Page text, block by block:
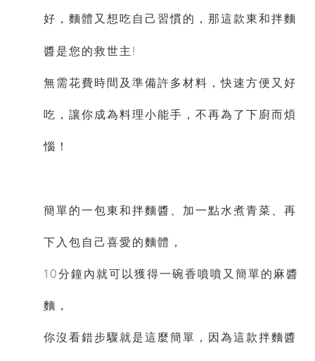
好， 麵體 又想吃自己習慣的， 那這款東和拌麵
醬是您的救世主!
無需花費時間及準備許多材料，快速方便又好
吃，讓你成為料理小能手，不再為了下廚而煩
惱！
簡單的一包東和拌麵醬、加一點水煮青菜、 再
下入包自己喜愛的麵體，
10分鐘內就可以獲得一碗香噴噴又簡單的麻醬
麵，
你沒看錯步驟就是這麼簡單，因為這款拌麵醬